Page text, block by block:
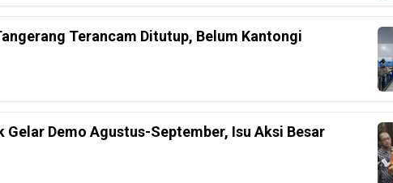
Terancam Ditutup, Belum Kantongi
Gelar Demo Agustus-September, Isu Aksi Besar